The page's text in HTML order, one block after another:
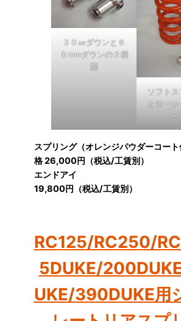
３０㎜ダウンと６
０mmダウンの２種
類
ソフト
とロー
ー
スプリング（オレンジパウダーコー
格 26,000円（税込/工賃別）
エンドアイ
19,800円（税込/工賃別）
RC125/RC250/
5DUKE/
UKE/390DUKE用